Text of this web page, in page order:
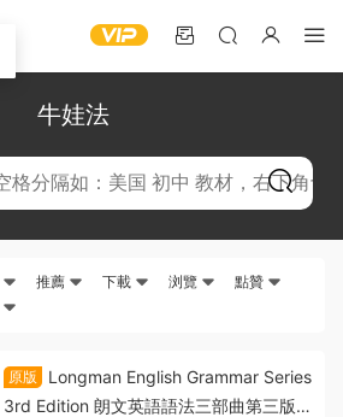
牛娃法
推薦 下載 浏覽
點贊
原版
Longman English Grammar Series
3rd Edition 朗文英語語法三部曲第三版